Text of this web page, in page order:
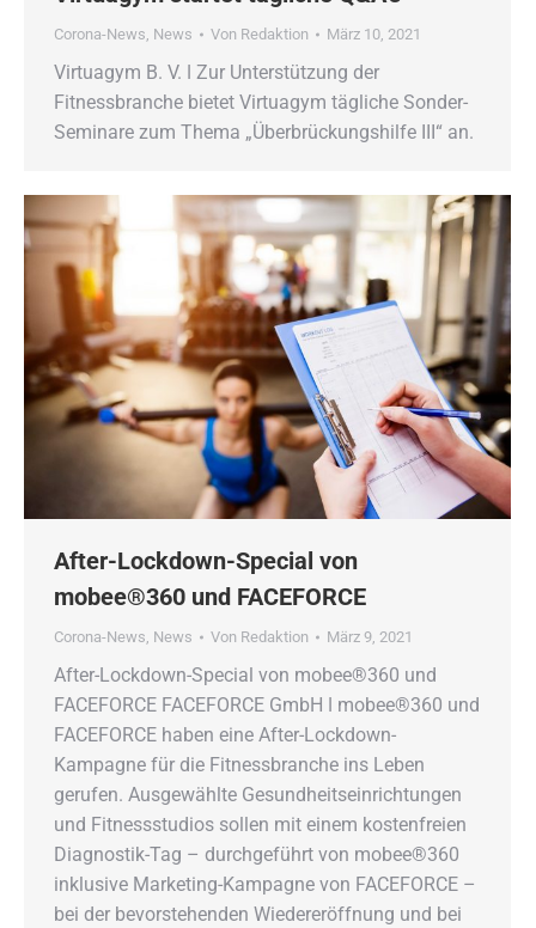
Corona-News, News Von Redaktion März 10, 2021
Virtuagym B. V. ǀ Zur Unterstützung der
Fitnessbranche bietet Virtuagym tägliche Sonder-
Seminare zum Thema „Überbrückungshilfe III“ an.
After-Lockdown-Special von
mobee®360 und FACEFORCE
Corona-News, News Von Redaktion März 9, 2021
After-Lockdown-Special von mobee®360 und
FACEFORCE FACEFORCE GmbH ǀ mobee®360 und
FACEFORCE haben eine After-Lockdown-
Kampagne für die Fitnessbranche ins Leben
gerufen. Ausgewählte Gesundheitseinrichtungen
und Fitnessstudios sollen mit einem kostenfreien
Diagnostik-Tag – durchgeführt von mobee®360
inklusive Marketing-Kampagne von FACEFORCE –
bei der bevorstehenden Wiedereröffnung und bei